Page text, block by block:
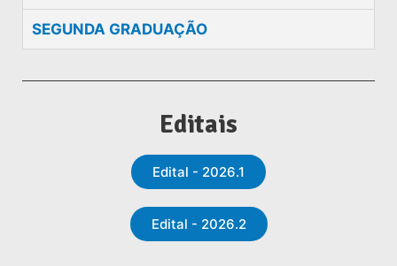
SEGUNDA GRADUAÇÃO
Editais
Edital - 2026.1
Edital - 2026.2